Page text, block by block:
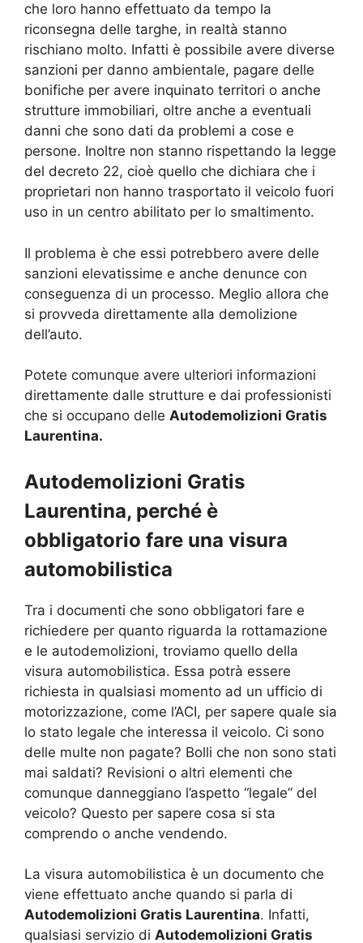
che loro hanno effettuato da tempo la
riconsegna delle targhe, in realtà stanno
rischiano molto. Infatti è possibile avere diverse
sanzioni per danno ambientale, pagare delle
bonifiche per avere inquinato territori o anche
strutture immobiliari, oltre anche a eventuali
danni che sono dati da problemi a cose e
persone. Inoltre non stanno rispettando la legge
del decreto 22, cioè quello che dichiara che i
proprietari non hanno trasportato il veicolo fuori
uso in un centro abilitato per lo smaltimento.
Il problema è che essi potrebbero avere delle
sanzioni elevatissime e anche denunce con
conseguenza di un processo. Meglio allora che
si provveda direttamente alla demolizione
dell’auto.
Potete comunque avere ulteriori informazioni
direttamente dalle strutture e dai professionisti
che si occupano delle Autodemolizioni Gratis
Laurentina.
Autodemolizioni Gratis
Laurentina, perché è
obbligatorio fare una visura
automobilistica
Tra i documenti che sono obbligatori fare e
richiedere per quanto riguarda la rottamazione
e le autodemolizioni, troviamo quello della
visura automobilistica. Essa potrà essere
richiesta in qualsiasi momento ad un ufficio di
motorizzazione, come l’ACI, per sapere quale sia
lo stato legale che interessa il veicolo. Ci sono
delle multe non pagate? Bolli che non sono stati
mai saldati? Revisioni o altri elementi che
comunque danneggiano l’aspetto “legale” del
veicolo? Questo per sapere cosa si sta
comprendo o anche vendendo.
La visura automobilistica è un documento che
viene effettuato anche quando si parla di
Autodemolizioni Gratis Laurentina. Infatti,
qualsiasi servizio di Autodemolizioni Gratis